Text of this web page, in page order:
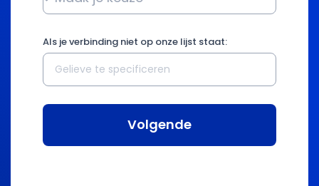
Als je verbinding niet op onze lijst staat:
Volgende